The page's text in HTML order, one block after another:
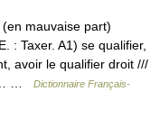
mauvaise part)
: Taxer. A1) se qualifier,
avoir le qualifier droit ///
…
Dictionnaire Français-